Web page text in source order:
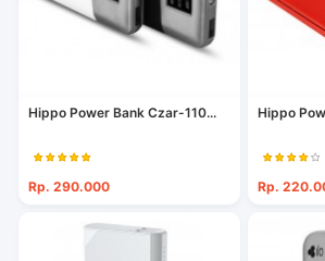
Hippo Power Bank Czar-110...
Rp. 290.000
Hippo
Rp.